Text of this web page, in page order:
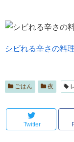
シビれる辛さの料
ごはん 夜
Twitter